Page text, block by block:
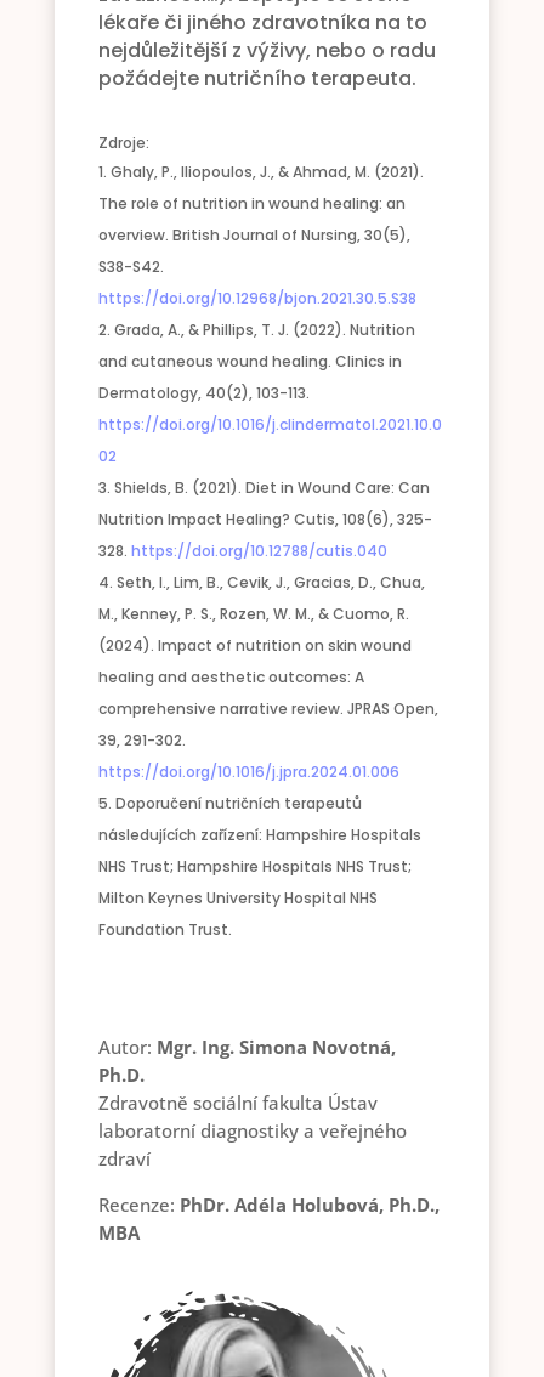
lékaře či jiného zdravotníka na to
nejdůležitější z výživy, nebo o radu
požádejte nutričního terapeuta.
Zdroje:
Ghaly, P., Iliopoulos, J., & Ahmad, M. (2021).
The role of nutrition in wound healing: an
overview. British Journal of Nursing, 30(5),
S38-S42.
https://doi.org/10.12968/bjon.2021.30.5.S38
Grada, A., & Phillips, T. J. (2022). Nutrition
and cutaneous wound healing. Clinics in
Dermatology, 40(2), 103-113.
https://doi.org/10.1016/j.clindermatol.2021.10.0
02
Shields, B. (2021). Diet in Wound Care: Can
Nutrition Impact Healing? Cutis, 108(6), 325-
328. https://doi.org/10.12788/cutis.040
Seth, I., Lim, B., Cevik, J., Gracias, D., Chua,
M., Kenney, P. S., Rozen, W. M., & Cuomo, R.
(2024). Impact of nutrition on skin wound
healing and aesthetic outcomes: A
comprehensive narrative review. JPRAS Open,
39, 291-302.
https://doi.org/10.1016/j.jpra.2024.01.006
Doporučení nutričních terapeutů
následujících zařízení: Hampshire Hospitals
NHS Trust; Hampshire Hospitals NHS Trust;
Milton Keynes University Hospital NHS
Foundation Trust.
Autor: Mgr. Ing. Simona Novotná,
Ph.D.
Zdravotně sociální fakulta Ústav
laboratorní diagnostiky a veřejného
zdraví
Recenze: PhDr. Adéla Holubová, Ph.D.,
MBA